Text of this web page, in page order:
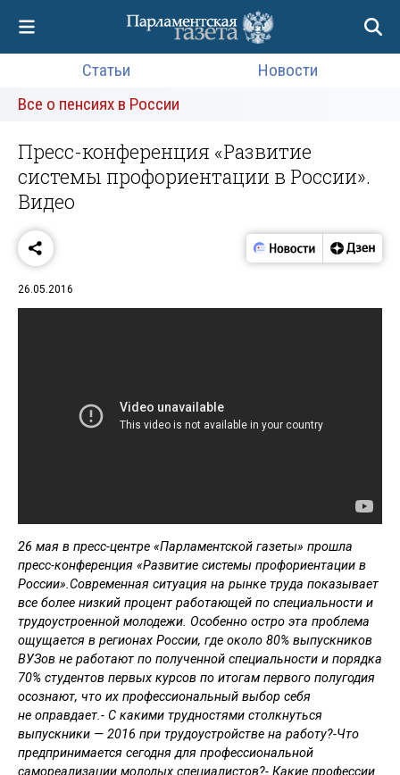
Статьи
Новости
Все о пенсиях в России
Пресс-конференция «Развитие
системы профориентации в России».
Видео
26.05.2016
26 мая в пресс-центре «Парламентской газеты» прошла
пресс-конференция «Развитие системы профориентации в
России».Современная ситуация на рынке труда показывает
все более низкий процент работающей по специальности и
трудоустроенной молодежи. Особенно остро эта проблема
ощущается в регионах России, где около 80% выпускников
ВУЗов не работают по полученной специальности и порядка
70% студентов первых курсов по итогам первого полугодия
осознают, что их профессиональный выбор себя
не оправдает.- С какими трудностями столкнуться
выпускники — 2016 при трудоустройстве на работу?-Что
предпринимается сегодня для профессиональной
самореализации молодых специалистов?- Какие профессии